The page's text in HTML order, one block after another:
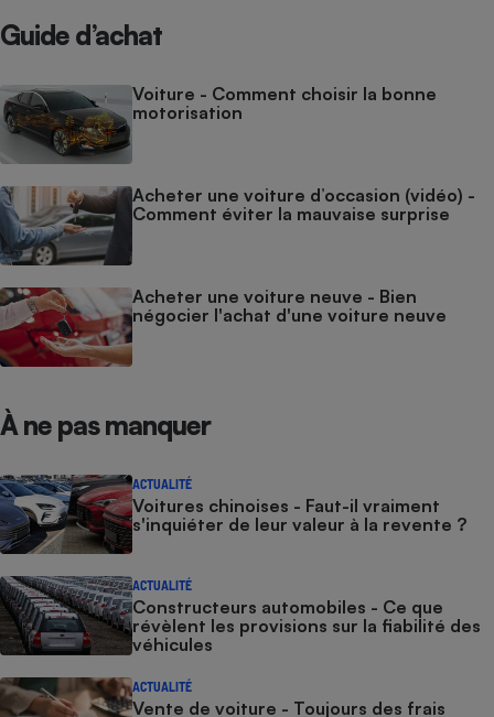
Guide d’achat
Voiture - Comment choisir la bonne
motorisation
Acheter une voiture d’occasion (vidéo) -
Comment éviter la mauvaise surprise
Acheter une voiture neuve - Bien
négocier l'achat d'une voiture neuve
À ne pas manquer
ACTUALITÉ
Voitures chinoises - Faut-il vraiment
s'inquiéter de leur valeur à la revente ?
ACTUALITÉ
Constructeurs automobiles - Ce que
révèlent les provisions sur la fiabilité des
véhicules
ACTUALITÉ
Vente de voiture - Toujours des frais